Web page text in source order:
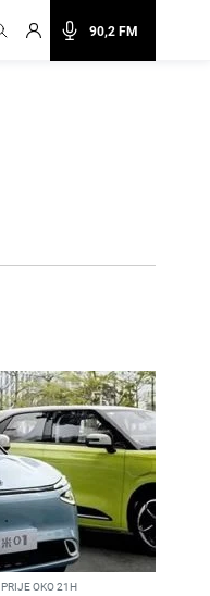
90,2 FM
PRIJE OKO 21H